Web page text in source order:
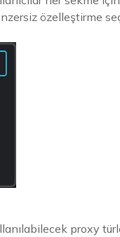
özelleştirme
proxy